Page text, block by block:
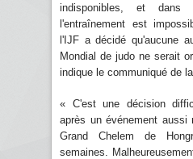
indisponibles, et dans
l'entraînement est
l'IJF a décidé qu'aucune
Mondial de judo ne serait
indique le communiqué de la
« C'est une décision
après un événement
Grand Chelem de
semaines.